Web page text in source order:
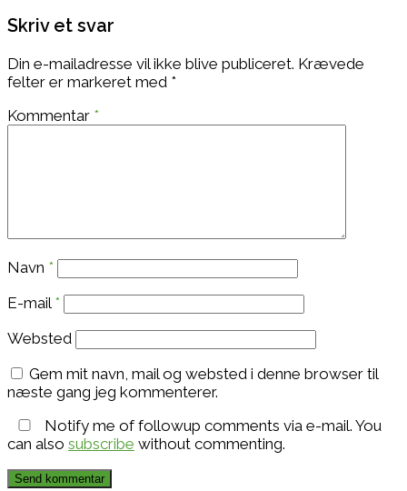
Skriv et svar
Din e-mailadresse vil ikke blive publiceret. Krævede
felter er markeret med *
Kommentar *
Navn *
E-mail *
Websted
Gem mit navn, mail og websted i denne browser til
næste gang jeg kommenterer.
Notify me of followup comments via e-mail. You
can also subscribe without commenting.